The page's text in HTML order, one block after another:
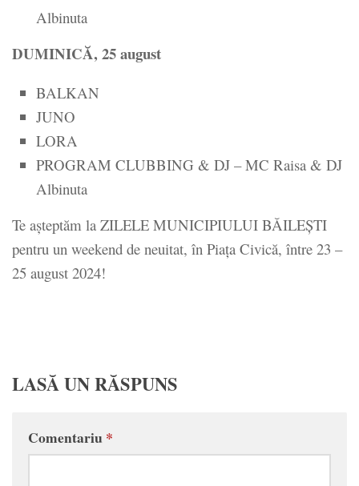
Albinuta
DUMINICĂ, 25 august
BALKAN
JUNO
LORA
PROGRAM CLUBBING & DJ – MC Raisa & DJ
Albinuta
Te așteptăm la ZILELE MUNICIPIULUI BĂILEȘTI
pentru un weekend de neuitat, în Piața Civică, între 23 –
25 august 2024!
LASĂ UN RĂSPUNS
Comentariu*